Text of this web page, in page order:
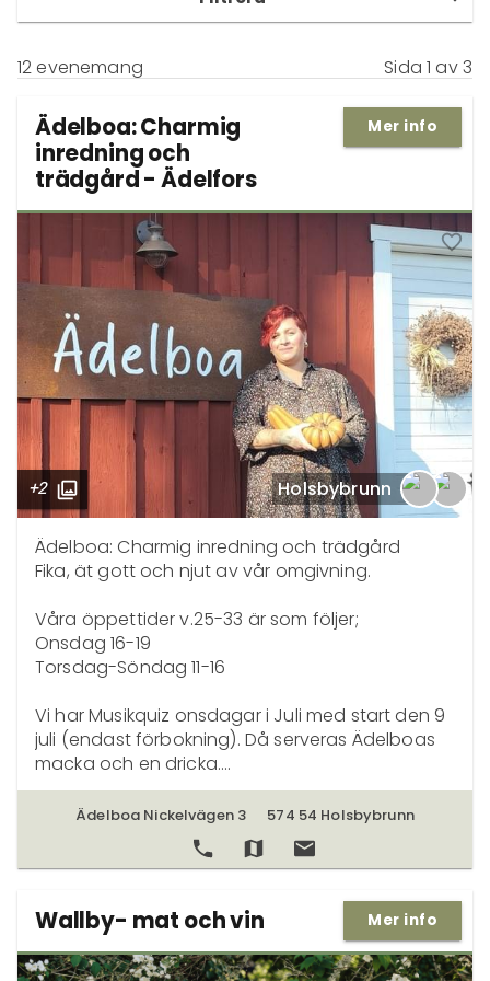
12 evenemang Sida 1 av 3
+2 Holsbybrunn
Ädelboa: Charmig inredning och trädgård
Fika, ät gott och njut av vår omgivning.
Våra öppettider v.25-33 är som följer;
Onsdag 16-19
Torsdag-Söndag 11-16
Vi har Musikquiz onsdagar i Juli med start den 9
juli (endast förbokning). Då serveras Ädelboas
macka och en dricka.
Samt den 12&13 juli har vi Familjehelg tillsammans
med Loaklev Lustgård. Ett evenemang för hela
familjen, med aktiviteter som riktar sig till barnen.
Vad är Ädelboa?
En charmig inredningsbutik, mitt i de
Ädelboa Nickelvägen 3 574 54 Holsbybrunn
Mer info
Ädelboa: Charmig
inredning och
trädgård - Ädelfors
Mer info
Wallby- mat och vin